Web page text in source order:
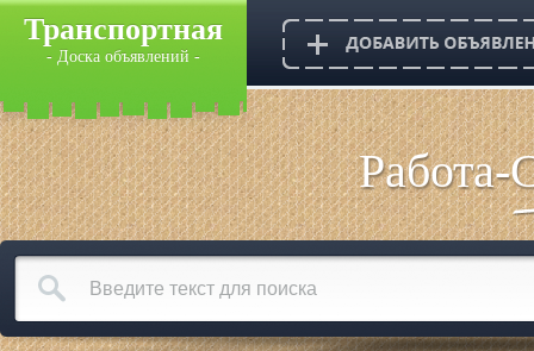
Транспортная
- Доска объявлений -